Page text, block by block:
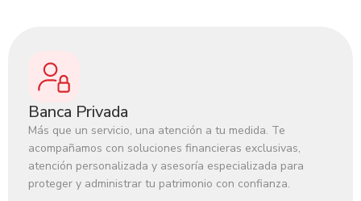
Banca Privada
Más que un servicio, una atención a tu medida. Te
acompañamos con soluciones financieras exclusivas,
atención personalizada y asesoría especializada para
proteger y administrar tu patrimonio con confianza.‍